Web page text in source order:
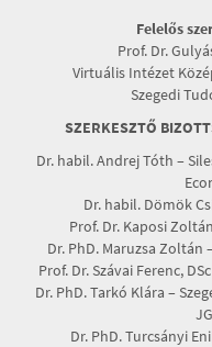
Felelős
Prof. Dr.
Virtuális Intézet
Szegedi
SZERKESZTŐ
Dr. habil. Andrej Tóth –
Dr. habil. Dömök
Prof. Dr. Kaposi
Dr. PhD. Maruzsa
Prof. Dr. Szávai Ferenc,
Dr. PhD. Tarkó Klára –
Dr. PhD. Turcsányi